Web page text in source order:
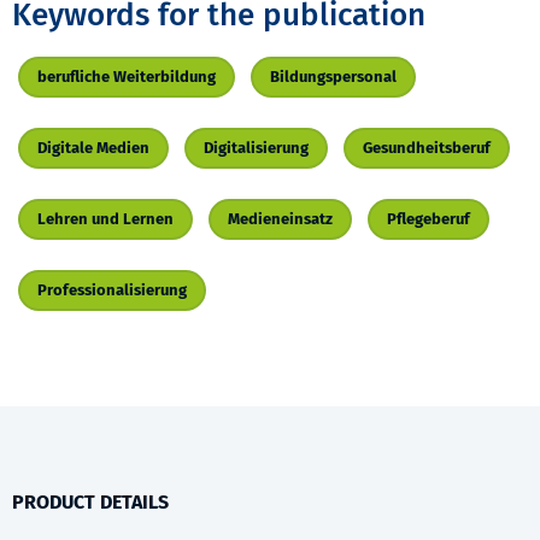
Keywords for the publication
berufliche Weiterbildung Bildungspersonal
Digitale Medien Digitalisierung Gesundheitsberuf
Lehren und Lernen Medieneinsatz Pflegeberuf
Professionalisierung
PRODUCT DETAILS